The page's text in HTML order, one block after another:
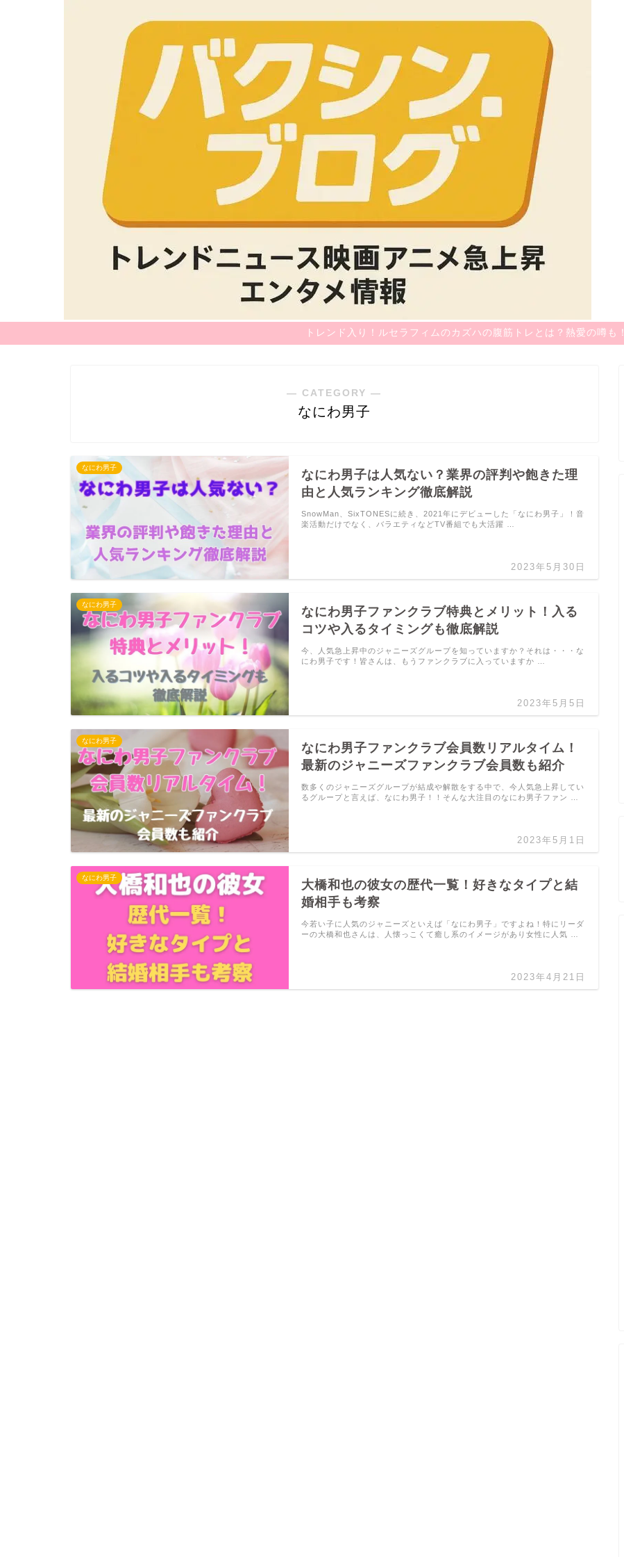
トレンド入り！ルセラフィムのカズハの腹筋トレとは？熱愛の噂も！
― CATEGORY ―
なにわ男子
なにわ男子
なにわ男子は人気ない？業界の評判や飽きた理
由と人気ランキング徹底解説
2023年5月30日
SnowMan、SixTONESに続き、2021年にデビューした「なにわ男子」！音
楽活動だけでなく、バラエティなどTV番組でも大活躍 …
なにわ男子
なにわ男子ファンクラブ特典とメリット！入る
コツや入るタイミングも徹底解説
2023年5月5日
今、人気急上昇中のジャニーズグループを知っていますか？それは・・・な
にわ男子です！皆さんは、もうファンクラブに入っていますか …
なにわ男子
なにわ男子ファンクラブ会員数リアルタイム！
最新のジャニーズファンクラブ会員数も紹介
2023年5月1日
数多くのジャニーズグループが結成や解散をする中で、今人気急上昇してい
るグループと言えば、なにわ男子！！そんな大注目のなにわ男子ファン …
なにわ男子
大橋和也の彼女の歴代一覧！好きなタイプと結
婚相手も考察
2023年4月21日
今若い子に人気のジャニーズといえば「なにわ男子」ですよね！特にリーダ
ーの大橋和也さんは、人懐っこくて癒し系のイメージがあり女性に人気 …